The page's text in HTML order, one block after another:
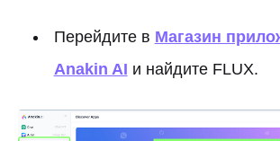
Перейдите в Магазин
Anakin AI и найдите FLUX.